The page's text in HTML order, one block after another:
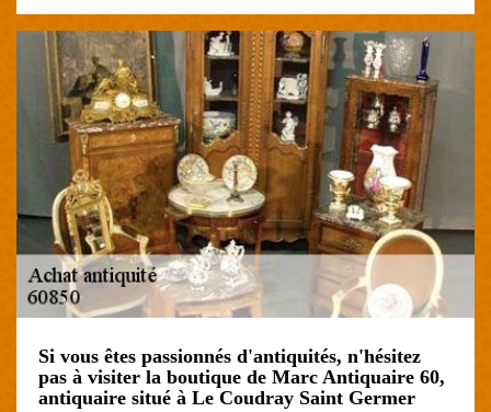
Si vous êtes passionnés d'antiquités, n'hésitez
pas à visiter la boutique de Marc Antiquaire 60,
antiquaire situé à Le Coudray Saint Germer